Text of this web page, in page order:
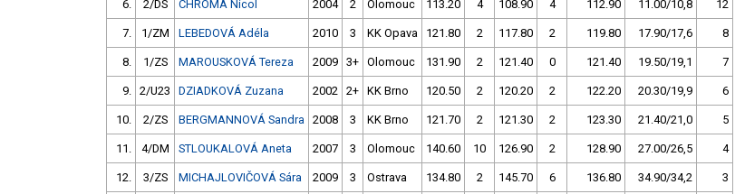
6. 2/DS CHROMÁ Nicol 2004 2 Olomouc 113.20 4 108.90 4 112.90 11.00/10,8 12
7. 1/ZM LEBEDOVÁ Adéla 2010 3 KK Opava 121.80 2 117.80 2 119.80 17.90/17,6 8
8. 1/ZS MAROUSKOVÁ Tereza 2009 3+ Olomouc 131.90 2 121.40 0 121.40 19.50/19,1 7
9. 2/U23 DZIADKOVÁ Zuzana 2002 2+ KK Brno 120.50 2 120.20 2 122.20 20.30/19,9 6
10. 2/ZS BERGMANNOVÁ Sandra 2008 3 KK Brno 121.70 2 121.30 2 123.30 21.40/21,0 5
11. 4/DM STLOUKALOVÁ Aneta 2007 3 Olomouc 140.60 10 126.90 2 128.90 27.00/26,5 4
12. 3/ZS MICHAJLOVIČOVÁ Sára 2009 3 Ostrava 134.80 2 145.70 6 136.80 34.90/34,2 3